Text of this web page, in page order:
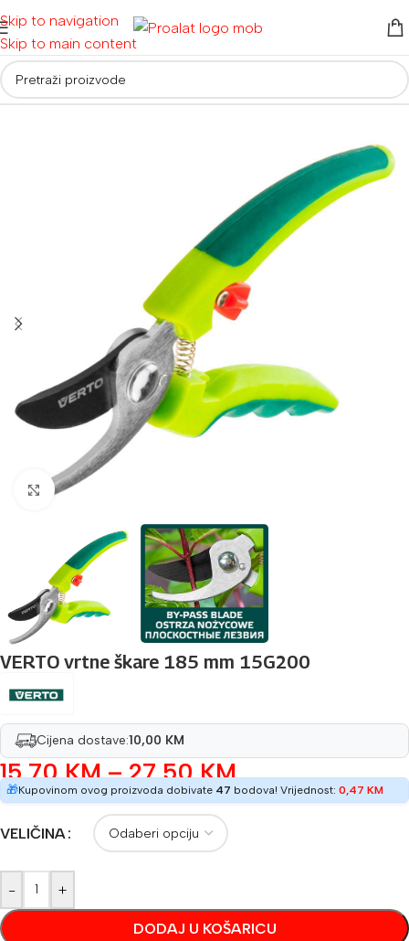
Skip to navigation
Skip to main content
za vrt i dom/Vrtni alati Škare za oblikovanje grmova i živice
Povećaj sliku
VERTO vrtne škare 185 mm 15G200
Cijena dostave:10,00 KM
15,70KM – 27,50KM
🎁Kupovinom ovog proizvoda dobivate 47 bodova! Vrijednost: 0,47 KM
VELIČINA
- +
DODAJ U KOŠARICU